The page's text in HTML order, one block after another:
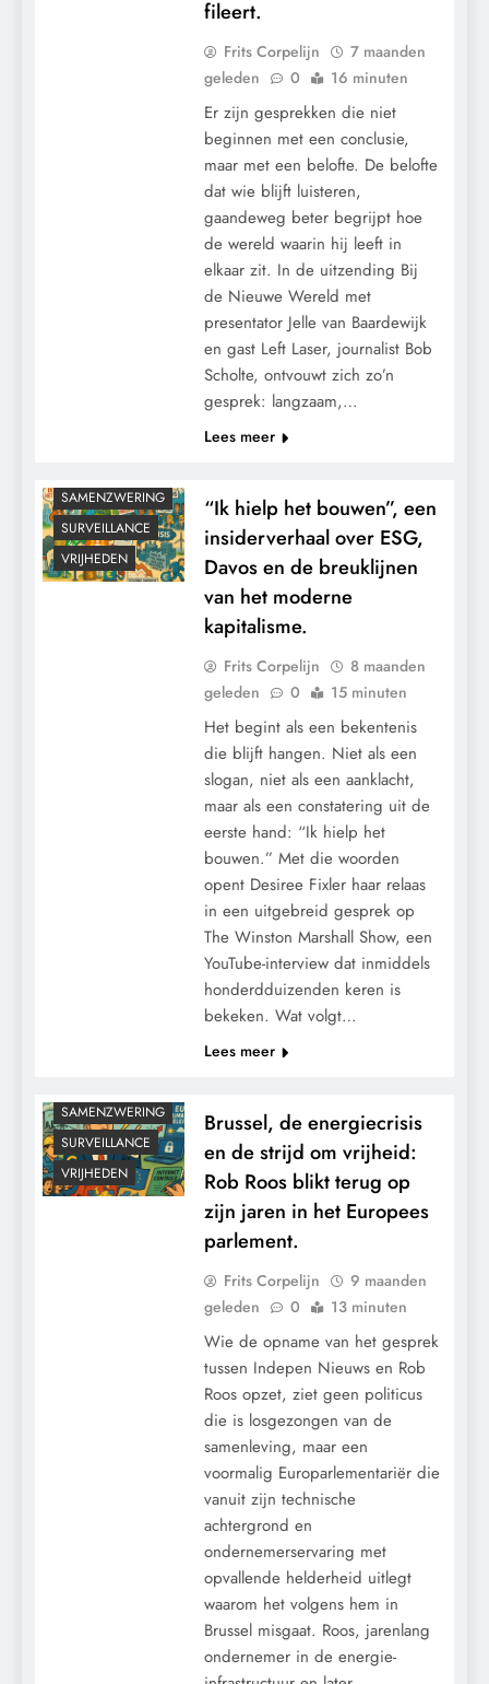
fileert.
Frits Corpelijn
7 maanden
geleden
0 16 minuten
Er zijn gesprekken die niet
beginnen met een conclusie,
maar met een belofte. De belofte
dat wie blijft luisteren,
gaandeweg beter begrijpt hoe
de wereld waarin hij leeft in
elkaar zit. In de uitzending Bij
de Nieuwe Wereld met
presentator Jelle van Baardewijk
en gast Left Laser, journalist Bob
Scholte, ontvouwt zich zo’n
gesprek: langzaam,…
Lees meer
SAMENZWERING
SURVEILLANCE
VRIJHEDEN
“Ik hielp het bouwen”, een
insiderverhaal over ESG,
Davos en de breuklijnen
van het moderne
kapitalisme.
Frits Corpelijn
8 maanden
geleden
0 15 minuten
Het begint als een bekentenis
die blijft hangen. Niet als een
slogan, niet als een aanklacht,
maar als een constatering uit de
eerste hand: “Ik hielp het
bouwen.” Met die woorden
opent Desiree Fixler haar relaas
in een uitgebreid gesprek op
The Winston Marshall Show, een
YouTube-interview dat inmiddels
honderdduizenden keren is
bekeken. Wat volgt…
Lees meer
SAMENZWERING
SURVEILLANCE
VRIJHEDEN
Brussel, de energiecrisis
en de strijd om vrijheid:
Rob Roos blikt terug op
zijn jaren in het Europees
parlement.
Frits Corpelijn
9 maanden
geleden
0 13 minuten
Wie de opname van het gesprek
tussen Indepen Nieuws en Rob
Roos opzet, ziet geen politicus
die is losgezongen van de
samenleving, maar een
voormalig Europarlementariër die
vanuit zijn technische
achtergrond en
ondernemerservaring met
opvallende helderheid uitlegt
waarom het volgens hem in
Brussel misgaat. Roos, jarenlang
ondernemer in de energie-